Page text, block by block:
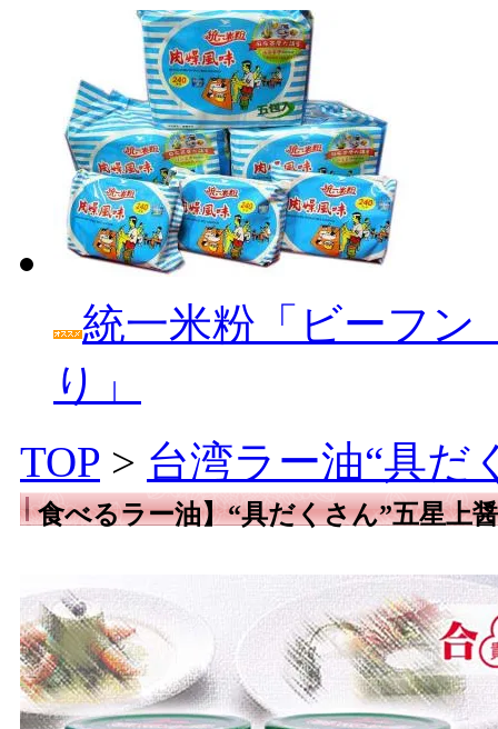
統一米粉「ビーフン
り」
TOP > 台湾ラー油“具だ
食べるラー油】“具だくさん”五星